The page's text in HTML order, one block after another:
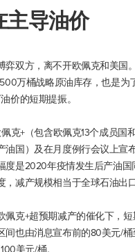
主导油价
弈双方，离不开欧佩克和美国
万桶战略原油库存，也是为
价的短期提振。
克+（包含欧佩克13个成员国
油国）及在月度例行会议上宣
度是2020年疫情发生后产油
，减产规模相当于全球石油出口
佩克+超预期减产的催化下，短
间也由消息宣布前的80美元/
美元/桶。